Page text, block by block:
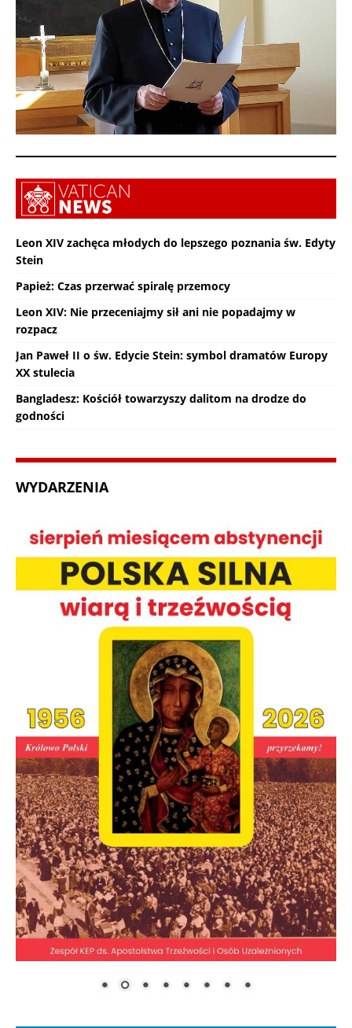
Leon XIV zachęca młodych do lepszego poznania św. Edyty
Stein
Papież: Czas przerwać spiralę przemocy
Leon XIV: Nie przeceniajmy sił ani nie popadajmy w
rozpacz
Jan Paweł II o św. Edycie Stein: symbol dramatów Europy
XX stulecia
Bangladesz: Kościół towarzyszy dalitom na drodze do
godności
WYDARZENIA